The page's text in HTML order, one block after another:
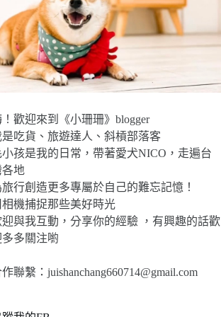
歡迎來到《小珊珊》blogger
是吃貨、旅遊達人、斜槓部落客
小孩是我的日常，帶著愛犬NICO，走遍台
各地
行創造更多專屬於自己的難忘記憶！
相機捕捉那些美好時光
迎與我互動，分享你的經驗 ，有興趣的話歡
多多關注喲
作聯繫：juishanchang660714@gmail.com